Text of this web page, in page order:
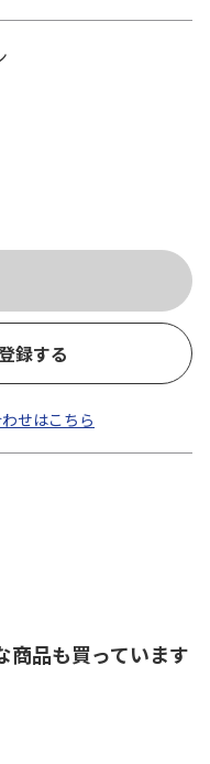
録する
せはこちら
商品も買っています